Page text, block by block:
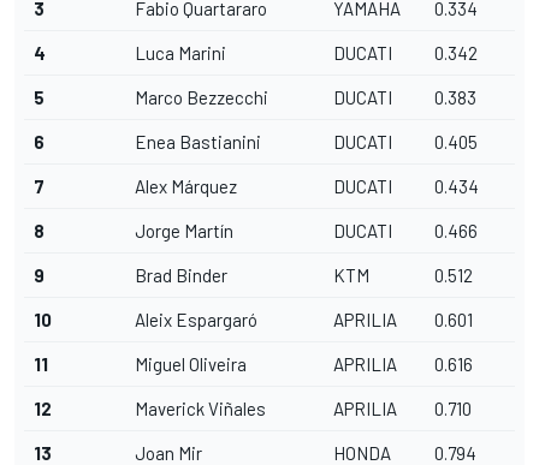
3 Fabio Quartararo YAMAHA 0.334
4 Luca Marini DUCATI 0.342
5 Marco Bezzecchi DUCATI 0.383
6 Enea Bastianini DUCATI 0.405
7 Alex Márquez DUCATI 0.434
8 Jorge Martín DUCATI 0.466
9 Brad Binder KTM 0.512
10 Aleix Espargaró APRILIA 0.601
11 Miguel Oliveira APRILIA 0.616
12 Maverick Viñales APRILIA 0.710
13 Joan Mir HONDA 0.794